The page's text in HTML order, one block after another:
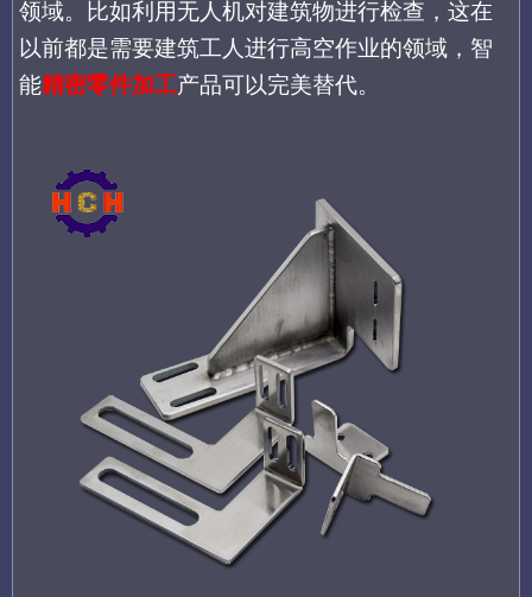
领域。
比如利用无人机对建筑物进行检查，这在
以前都是需要建筑工人进行高空作业的领域，智
能精密零件加工产品可以完美替代。